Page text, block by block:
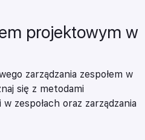
projektowym w
zarządzania zespołem w
się z metodami
zespołach oraz zarządzania